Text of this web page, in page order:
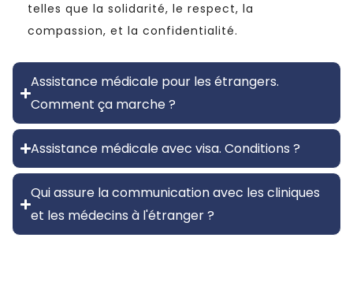
telles que la solidarité, le respect, la
compassion, et la confidentialité.
Assistance médicale pour les étrangers.
Comment ça marche ?
Assistance médicale avec visa. Conditions ?
Qui assure la communication avec les cliniques
et les médecins à l'étranger ?